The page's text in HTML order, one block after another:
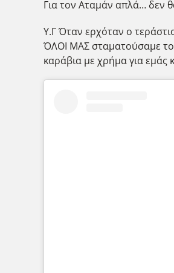
Για τον Αταμάν απλά… δεν
Υ.Γ Όταν ερχόταν ο
ΌΛΟΙ ΜΑΣ σταματούσαμε το
καράβια με χρήμα για εμάς